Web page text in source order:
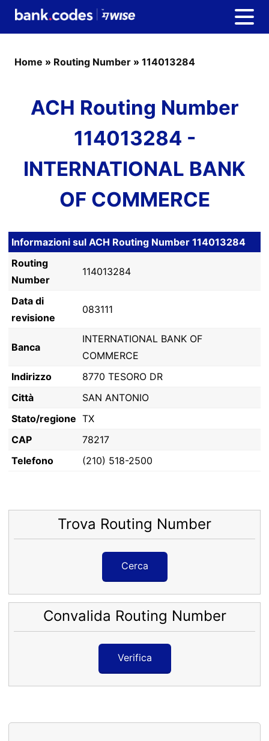
Home » Routing Number » 114013284
ACH Routing Number
114013284 -
INTERNATIONAL BANK
OF COMMERCE
Informazioni sul ACH Routing Number 114013284
Routing
Number
114013284
Data di
revisione
083111
Banca
INTERNATIONAL BANK OF
COMMERCE
Indirizzo
8770 TESORO DR
Città
SAN ANTONIO
Stato/regione TX
CAP
78217
Telefono
(210) 518-2500
Trova Routing Number
Cerca
Convalida Routing Number
Verifica